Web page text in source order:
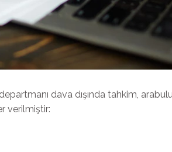
dava dışında tahkim,
verilmiştir: